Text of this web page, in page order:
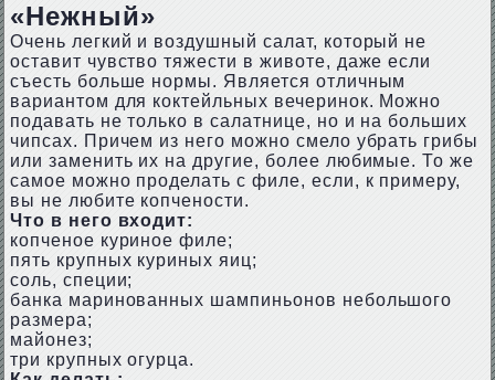
«Нежный»
Очень легкий и воздушный салат, который не
оставит чувство тяжести в животе, даже если
съесть больше нормы. Является отличным
вариантом для коктейльных вечеринок. Можно
подавать не только в салатнице, но и на больших
чипсах. Причем из него можно смело убрать грибы
или заменить их на другие, более любимые. То же
самое можно проделать с филе, если, к примеру,
вы не любите копчености.
Что в него входит:
копченое куриное филе;
пять крупных куриных яиц;
соль, специи;
банка маринованных шампиньонов небольшого
размера;
майонез;
три крупных огурца.